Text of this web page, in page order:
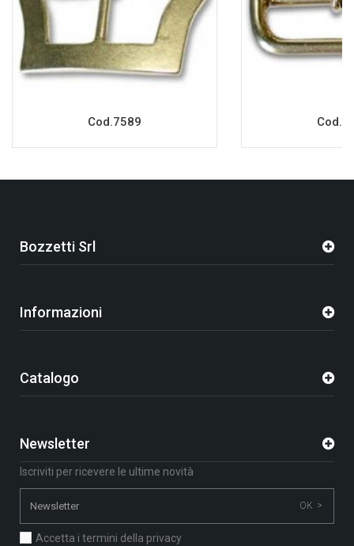
Cod.7589
Bozzetti Srl
Informazioni
Catalogo
Newsletter
Iscriviti per ricevere le ultime novità
OK >
Accetta i termini della privacy